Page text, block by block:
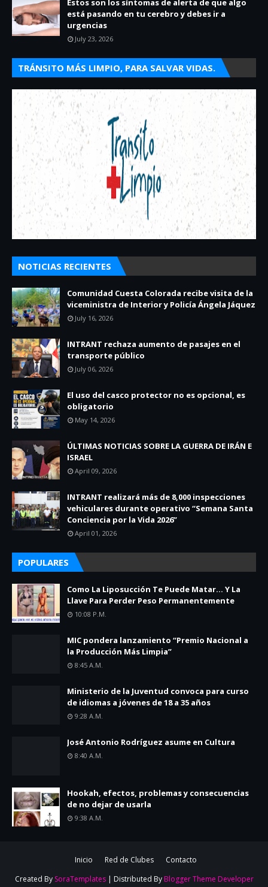
Estos son los síntomas de alerta de que algo
está pasando en tu cerebro y debes ir a
urgencias
July 23, 2026
TRÁNSITO MÁS LIMPIO, PARA SALVAR VIDAS.
NOTICIAS RECIENTES
Comunidad Cuesta Colorada recibe visita de la
viceministra de Interior y Policía Ángela Jáquez
July 16, 2026
INTRANT rechaza aumento de pasajes en el
transporte público
July 06, 2026
El uso del casco protector no es opcional, es
obligatorio
May 14, 2026
ÚLTIMAS NOTICIAS SOBRE LA GUERRA DE IRÁN E
ISRAEL
April 09, 2026
INTRANT realizará más de 8,000 inspecciones
vehiculares durante operativo “Semana Santa
Conciencia por la Vida 2026”
April 01, 2026
POPULARES
Como La Liposucción Te Puede Matar… Y La
Llave Para Perder Peso Permanentemente
10:08 P.m.
MIC pondera lanzamiento “Premio Nacional a
la Producción Más Limpia”
8:45 A.m.
Ministerio de la Juventud convoca para curso
de idiomas a jóvenes de 18 a 35 años
9:28 A.m.
José Antonio Rodríguez asume en Cultura
8:40 A.m.
Hookah, efectos, problemas y consecuencias
de no dejar de usarla
9:38 A.m.
Inicio Red de Clubes
Contacto
Created By SoraTemplates| Distributed By Blogger Theme Developer